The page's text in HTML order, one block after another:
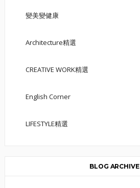
變美變健康
Architecture精選
CREATIVE WORK精選
English Corner
LIFESTYLE精選
BLOG ARCHIVE